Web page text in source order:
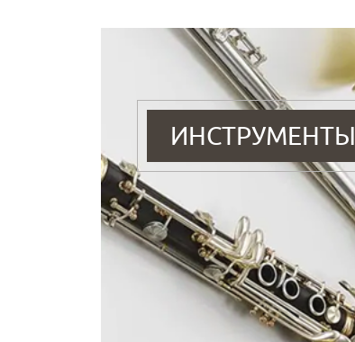
ИНСТРУМЕНТЫ